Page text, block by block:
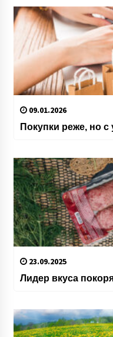
09.01.2026
Покупки реже, но
23.09.2025
Лидер вкуса